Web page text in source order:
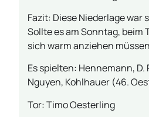
Fazit: Diese Niederlage
Sollte es am Sonntag,
sich warm anziehen
Es spielten: Hennemann,
Nguyen, Kohlhauer (46.
Tor: Timo Oesterling